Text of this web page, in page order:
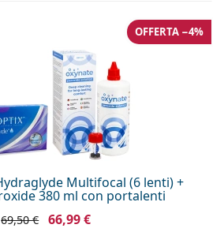
Multifocal (6 lenti) +
380 ml con portalenti
OFFERTA −4%
69,50 € 66,99 €